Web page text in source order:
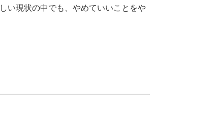
い現状の中でも、やめていいことをや